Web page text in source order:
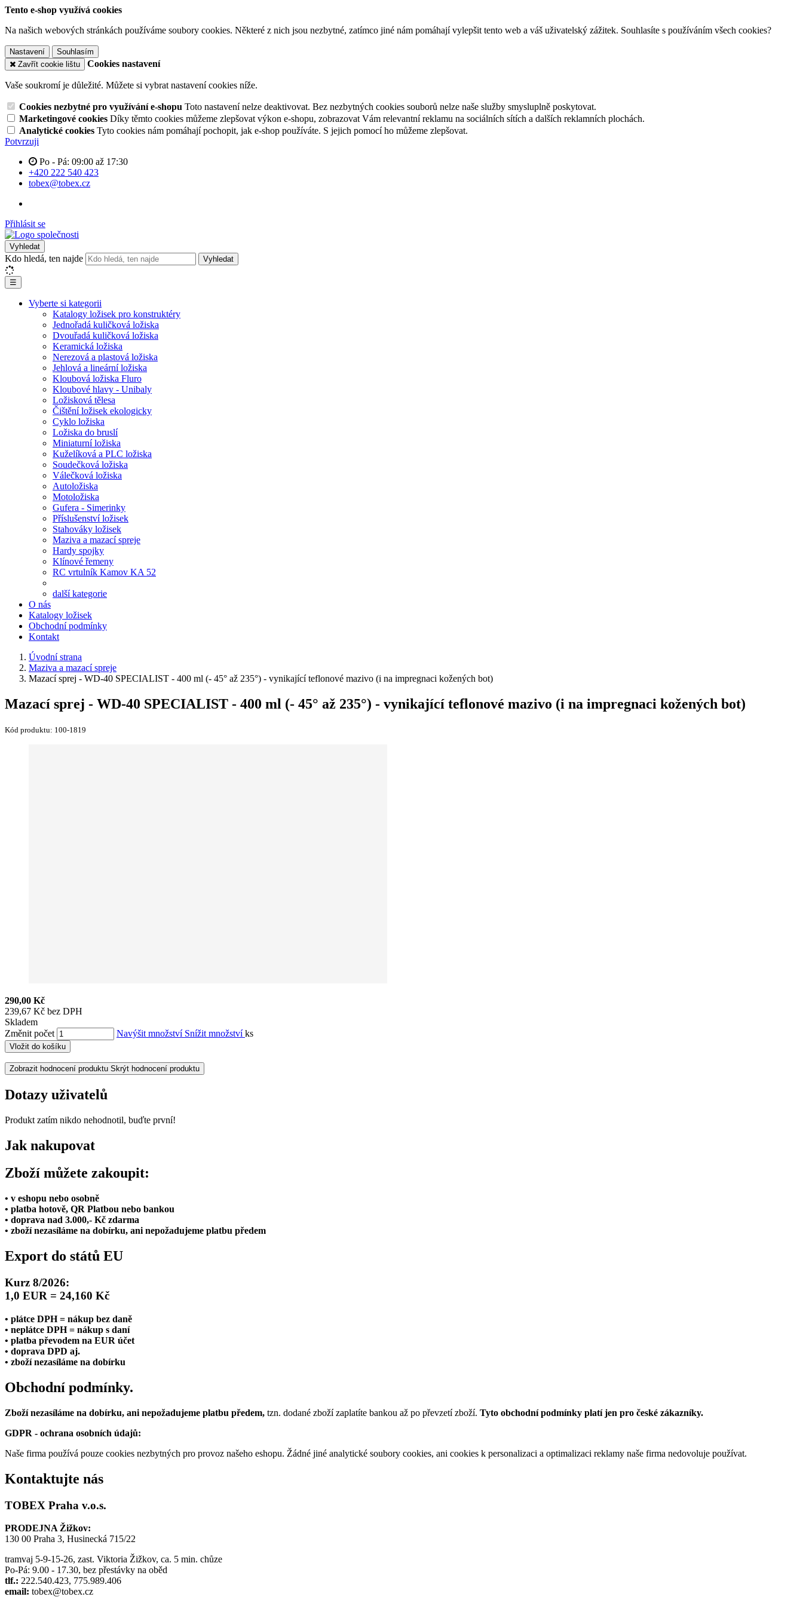
Tento e-shop využívá cookies
Na našich webových stránkách používáme soubory cookies. Některé z nich jsou nezbytné, zatímco jiné nám pomáhají vylepšit tento web a váš uživatelský zážitek. Souhlasíte s používáním všech cookies?
Nastavení
Souhlasím
Zavřít cookie lištu
Cookies nastavení
Vaše soukromí je důležité. Můžete si vybrat nastavení cookies níže.
Cookies nezbytné pro využívání e-shopu Toto nastavení nelze deaktivovat. Bez nezbytných cookies souborů nelze naše služby smysluplně poskytovat.
Marketingové cookies Díky těmto cookies můžeme zlepšovat výkon e-shopu, zobrazovat Vám relevantní reklamu na sociálních sítích a dalších reklamních plochách.
Analytické cookies Tyto cookies nám pomáhají pochopit, jak e-shop používáte. S jejich pomocí ho můžeme zlepšovat.
Potvrzuji
Po - Pá: 09:00 až 17:30
+420 222 540 423
tobex@tobex.cz
Přihlásit se
Vyhledat
Kdo hledá, ten najde Vyhledat
☰
Vyberte si kategorii
Katalogy ložisek pro konstruktéry
Jednořadá kuličková ložiska
Dvouřadá kuličková ložiska
Keramická ložiska
Nerezová a plastová ložiska
Jehlová a lineární ložiska
Kloubová ložiska Fluro
Kloubové hlavy - Unibaly
Ložisková tělesa
Čištění ložisek ekologicky
Cyklo ložiska
Ložiska do bruslí
Miniaturní ložiska
Kuželíková a PLC ložiska
Soudečková ložiska
Válečková ložiska
Autoložiska
Motoložiska
Gufera - Simerinky
Příslušenství ložisek
Stahováky ložisek
Maziva a mazací spreje
Hardy spojky
Klínové řemeny
RC vrtulník Kamov KA 52
další kategorie
O nás
Katalogy ložisek
Obchodní podmínky
Kontakt
Úvodní strana
Maziva a mazací spreje
Mazací sprej - WD-40 SPECIALIST - 400 ml (- 45° až 235°) - vynikající teflonové mazivo (i na impregnaci kožených bot)
Mazací sprej - WD-40 SPECIALIST - 400 ml (- 45° až 235°) - vynikající teflonové mazivo (i na impregnaci kožených bot)
Kód produktu: 100-1819
290,00 Kč
239,67 Kč bez DPH
Skladem
Změnit počet
Navýšit množství Snížit množstvíks
Vložit do košíku
Zobrazit hodnocení produktu Skrýt hodnocení produktu
Dotazy uživatelů
Produkt zatím nikdo nehodnotil, buďte první!
Jak nakupovat
Zboží můžete zakoupit:
• v eshopu nebo osobně
• platba hotově, QR Platbou nebo bankou
• doprava nad 3.000,- Kč zdarma
• zboží nezasíláme na dobírku, ani nepožadujeme platbu předem
Export do států EU
Kurz 8/2026:
1,0 EUR = 24,160 Kč
• plátce DPH = nákup bez daně
• neplátce DPH = nákup s daní
• platba převodem na EUR účet
• doprava DPD aj.
• zboží nezasíláme na dobírku
Obchodní podmínky.
Zboží nezasíláme na dobírku, ani nepožadujeme platbu předem, tzn. dodané zboží zaplatíte bankou až po převzetí zboží. Tyto obchodní podmínky platí jen pro české zákazníky.
GDPR - ochrana osobních údajů:
Naše firma používá pouze cookies nezbytných pro provoz našeho eshopu. Žádné jiné analytické soubory cookies, ani cookies k personalizaci a optimalizaci reklamy naše firma nedovoluje používat.
Kontaktujte nás
TOBEX Praha v.o.s.
PRODEJNA Žižkov:
130 00 Praha 3, Husinecká 715/22
tramvaj 5-9-15-26, zast. Viktoria Žižkov, ca. 5 min. chůze
Po-Pá: 9.00 - 17.30, bez přestávky na oběd
tlf.: 222.540.423, 775.989.406
email: tobex@tobex.cz